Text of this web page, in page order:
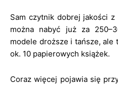
Sam czytnik dobrej jakości
można nabyć już za
modele droższe i tańsze,
ok. 10 papierowych książek.
Coraz więcej pojawia się